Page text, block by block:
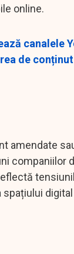
online.
canalele
de
amendate
companiilor